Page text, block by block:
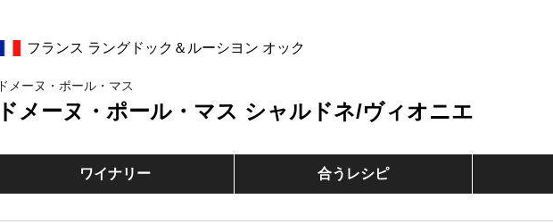
フランス ラングドック＆ルーシヨン オック
ドメーヌ・ポール・マス
ドメーヌ・ポール・マス シャルドネ/ヴィオニエ
ワイナリー 合うレシピ